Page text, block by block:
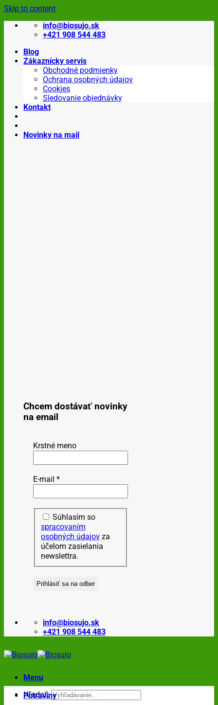
Skip to content
info@biosujo.sk
+421 908 544 483
Blog
Zákaznícky servis
Obchodné podmienky
Ochrana osobných údajov
Cookies
Sledovanie objednávky
Kontakt
Novinky na mail
Chcem dostávať novinky
na email
Krstné meno
E-mail *
Súhlasím so
spracovaním
osobných údajov za
účelom zasielania
newslettra.
info@biosujo.sk
+421 908 544 483
Menu
Hľadať:
Potraviny